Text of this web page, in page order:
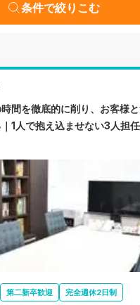
条件で絞りこむ
間を徹底的に削り、お客様
1人で抱え込ませない3人担
第二新卒歓迎
完全週休2日制